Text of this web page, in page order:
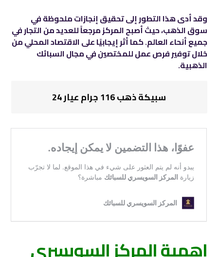
وقد أدى هذا التطور إلى تحقيق إنجازات ملحوظة في
سوق الذهب، حيث أصبح المركز مرجعاً للعديد من التجار في
جميع أنحاء العالم. كما أثر إيجابيًا على الاقتصاد المحلي من
خلال توفير فرص عمل للمختصين في مجال السبائك
الذهبية.
سبيكة ذهب 116 جرام عيار 24
اهمية المركز السويسري